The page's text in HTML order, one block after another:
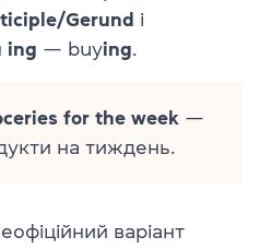
Gerund і
ing — buying
for the week —
на тиждень.
варіант